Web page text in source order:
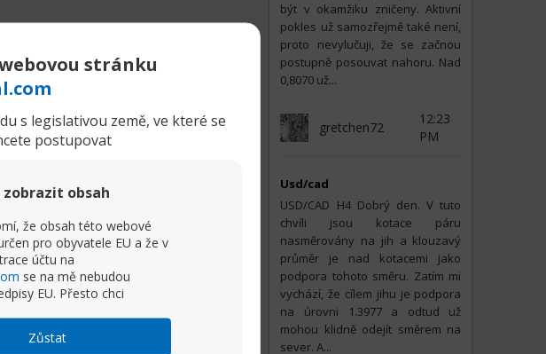
stránku
s legislativou země, ve které se
postupovat
zobrazit obsah
že obsah této webové
pro obyvatele EU a že v
účtu na
se na mě nebudou
EU. Přesto chci
Zůstat
být v okamžiku zničeny. Aktivní
pokles už samozřejmě také není,
proto nevylučuji, že se začnou
postupně posouvat nahoru. Nad
0,8070 už...
gretchen72
12:23
PM
Usd/cad
USD/CAD H4 Dobrý den. V tuto
chvíli jsou kotace páru
nasměrovány na jih a klouzavý
průměr je nad kotacemi jako
podpora tohoto směru. Zatím mi
vychází, že cílem jihu je podpora
na úrovni 1.3977 a odtud už
mohou klidně odejít směrem na
sever. A...